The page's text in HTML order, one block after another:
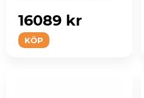
KÖP
16089 kr